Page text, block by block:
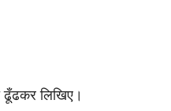
ढूँढकर लिखिए।